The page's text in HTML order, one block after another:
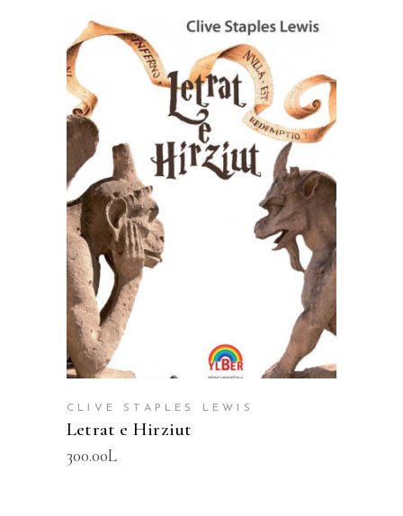
SHTOJE NË SHPORTË
CLIVE STAPLES LEWIS
Letrat e Hirziut
300.00L